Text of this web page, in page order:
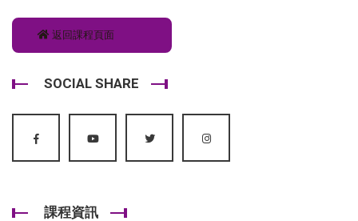
返回課程頁面
SOCIAL SHARE
課程資訊